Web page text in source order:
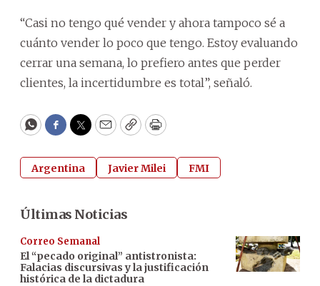
“Casi no tengo qué vender y ahora tampoco sé a
cuánto vender lo poco que tengo. Estoy evaluando
cerrar una semana, lo prefiero antes que perder
clientes, la incertidumbre es total”, señaló.
WhatsApp
Facebook
Twitter
EmailCopyPrint
Argentina Javier Milei FMI
Últimas Noticias
Correo Semanal
El “pecado original” antistronista:
Falacias discursivas y la justificación
histórica de la dictadura